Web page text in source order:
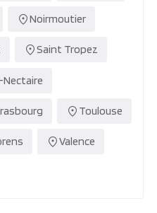
Noirmoutier
Saint Tropez
Toulouse
Valence